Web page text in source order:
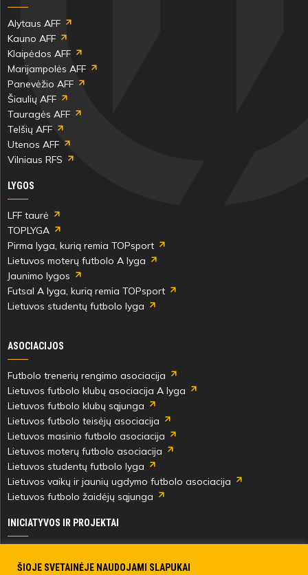
Alytaus AFF
Kauno AFF
Klaipėdos AFF
Marijampolės AFF
Panevėžio AFF
Šiaulių AFF
Tauragės AFF
Telšių AFF
Utenos AFF
Vilniaus RFS
LYGOS
LFF taurė
TOPLYGA
Pirma lyga, kurią remia TOPsport
Lietuvos moterų futbolo A lyga
Jaunimo lygos
Futsal A lyga, kurią remia TOPsport
Lietuvos studentų futbolo lyga
ASOCIACIJOS
Futbolo trenerių rengimo asociacija
Lietuvos futbolo klubų asociacija A lyga
Lietuvos futbolo klubų sąjunga
Lietuvos futbolo teisėjų asociacija
Lietuvos masinio futbolo asociacija
Lietuvos moterų futbolo asociacija
Lietuvos studentų futbolo lyga
Lietuvos vaikų ir jaunių ugdymo futbolo asociacija
Lietuvos futbolo žaidėjų sąjunga
INICIATYVOS IR PROJEKTAI
Paramos fondai
ŠIOJE SVETAINĖJE NAUDOJAMI SLAPUKAI